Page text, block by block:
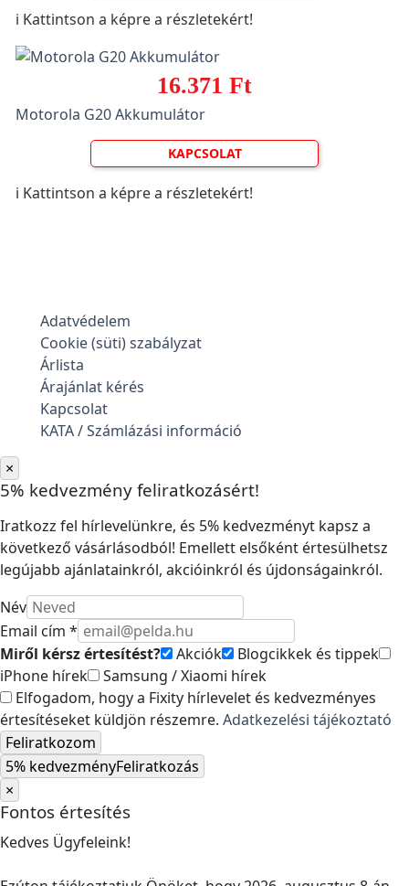
ℹ️ Kattintson a képre a részletekért!
16.371 Ft
Motorola G20 Akkumulátor
KAPCSOLAT
ℹ️ Kattintson a képre a részletekért!
Adatvédelem
Cookie (süti) szabályzat
Árlista
Árajánlat kérés
Kapcsolat
KATA / Számlázási információ
×
5% kedvezmény feliratkozásért!
Iratkozz fel hírlevelünkre, és 5% kedvezményt kapsz a
következő vásárlásodból! Emellett elsőként értesülhetsz
legújabb ajánlatainkról, akcióinkról és újdonságainkról.
Név
Email cím *
Miről kérsz értesítést?
Akciók
Blogcikkek és tippek
iPhone hírek
Samsung / Xiaomi hírek
Elfogadom, hogy a Fixity hírlevelet és kedvezményes
értesítéseket küldjön részemre. Adatkezelési tájékoztató
Feliratkozom
5% kedvezményFeliratkozás
×
Fontos értesítés
Kedves Ügyfeleink!